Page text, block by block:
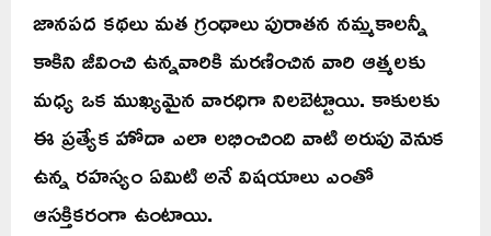
జానపద కథలు మత గ్రంథాలు పురాతన నమ్మకాలన్నీ
కాకిని జీవించి ఉన్నవారికి మరణించిన వారి ఆత్మలకు
మధ్య ఒక ముఖ్యమైన వారధిగా నిలబెట్టాయి. కాకులకు
ఈ ప్రత్యేక హోదా ఎలా లభించింది వాటి అరుపు వెనుక
ఉన్న రహస్యం ఏమిటి అనే విషయాలు ఎంతో
ఆసక్తికరంగా ఉంటాయి.